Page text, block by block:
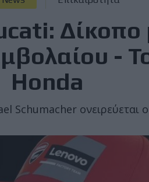
Δίκοπο
-
Honda
Schumacher ονειρεύεται